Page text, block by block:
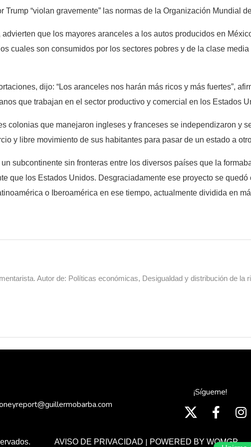
“violan gravemente” las normas de la Organización Mundial
que los mayores aranceles a los autos producidos en
cuales son consumidos por los sectores pobres y de la clase
dijo: “Los aranceles nos harán más ricos y más fuertes”,
que trabajan en el sector productivo y comercial en los Estados
colonias que manejaron ingleses y franceses se independizaron y
y libre movimiento de sus habitantes para pasar de un estado a
subcontinente sin fronteras entre los diversos países que la
que los Estados Unidos. Desgraciadamente ese proyecto se quedó
o Iberoamérica en ese tiempo, actualmente dividida en
Autor de: Políticas económicas, Desigualdad y distribución de la
¡Sígueme!
AVISO DE PRIVACIDAD | POWERED BY WOMGP